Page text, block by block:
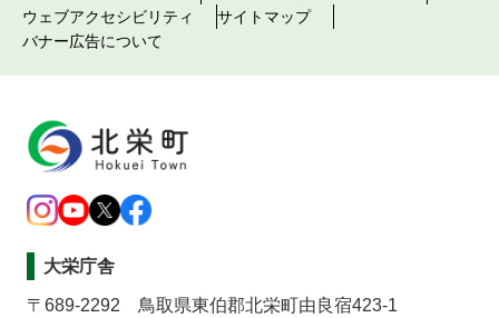
ウェブアクセシビリティ
サイトマップ
バナー広告について
大栄庁舎
〒689-2292 鳥取県東伯郡北栄町由良宿423-1